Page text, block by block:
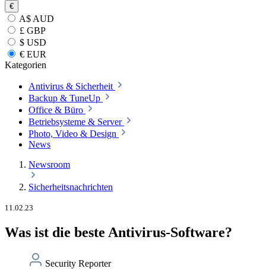
€
A$ AUD
£ GBP
$ USD
€ EUR
Kategorien
Antivirus & Sicherheit
Backup & TuneUp
Office & Büro
Betriebsysteme & Server
Photo, Video & Design
News
Newsroom
Sicherheitsnachrichten
11.02.23
Was ist die beste Antivirus-Software?
Security Reporter